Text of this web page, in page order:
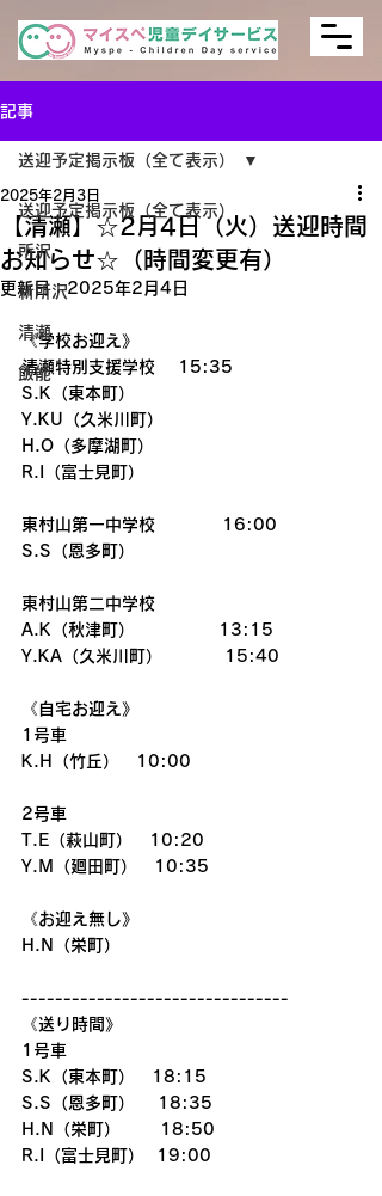
記事
送迎予定掲示板（全て表示）
所沢
新所沢
清瀬
飯能
送迎予定掲示板（全て表示）
【清瀬】☆2月4日（火）送迎時間
お知らせ☆（時間変更有）
2025年2月3日
更新日：2025年2月4日
《学校お迎え》
清瀬特別支援学校　 15:35
S.K（東本町）
Y.KU（久米川町）
H.O（多摩湖町）
R.I（富士見町）
東村山第一中学校　　　　16:00
S.S（恩多町）
東村山第二中学校
A.K（秋津町）　　　　　13:15
Y.KA（久米川町）　　　  15:40
《自宅お迎え》
1号車
K.H（竹丘）　10:00
2号車
T.E（萩山町）　10:20
Y.M（廻田町）　10:35
《お迎え無し》
H.N（栄町）
--------------------------------
《送り時間》
1号車
S.K（東本町）　18:15
S.S（恩多町）　 18:35
H.N（栄町）　　 18:50
R.I（富士見町）  19:00